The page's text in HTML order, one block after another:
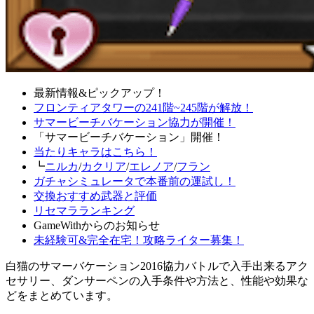
最新情報&ピックアップ！
フロンティアタワーの241階~245階が解放！
サマービーチバケーション協力が開催！
「サマービーチバケーション」開催！
当たりキャラはこちら！
┗ニルカ/カクリア/エレノア/フラン
ガチャシミュレータで本番前の運試し！
交換おすすめ武器と評価
リセマラランキング
GameWithからのお知らせ
未経験可&完全在宅！攻略ライター募集！
白猫のサマーバケーション2016協力バトルで入手出来るアク
セサリー、ダンサーペンの入手条件や方法と、性能や効果な
どをまとめています。